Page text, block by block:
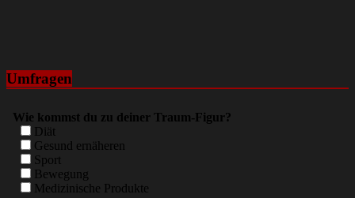
Umfragen
Wie kommst du zu deiner Traum-Figur?
Diät
Gesund ernäheren
Sport
Bewegung
Medizinische Produkte